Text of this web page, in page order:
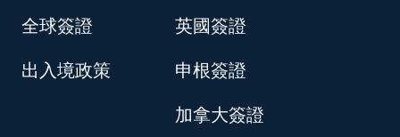
全球簽證
出入境政策
英國簽證
申根簽證
加拿大簽證